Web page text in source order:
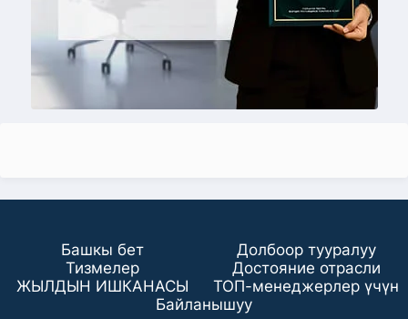
Башкы бет
Долбоор тууралуу
Тизмелер
Достояние отрасли
ЖЫЛДЫН ИШКАНАСЫ
ТОП-менеджерлер үчүн
Байланышуу